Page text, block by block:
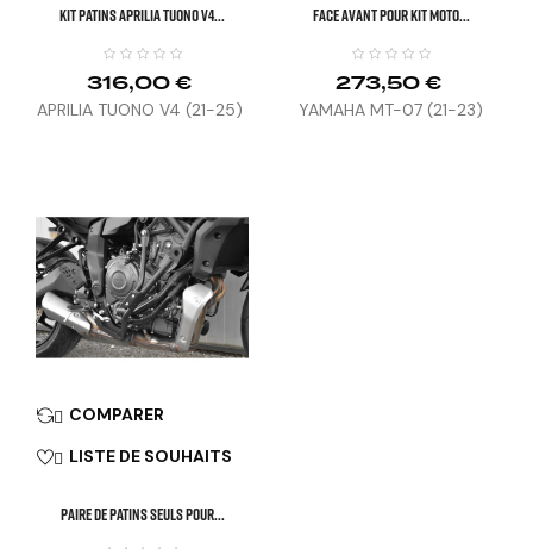
KIT PATINS APRILIA TUONO V4...
316,00 €
APRILIA TUONO V4 (21-25)
FACE AVANT POUR KIT MOTO...
273,50 €
YAMAHA MT-07 (21-23)
 COMPARER
 LISTE DE SOUHAITS
Paire De Patins Seuls Pour...